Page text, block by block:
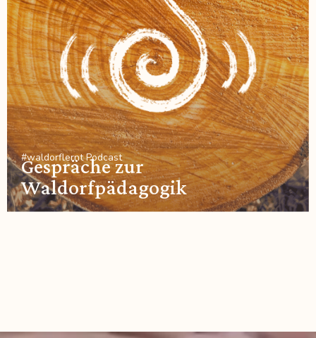
#waldorflernt Podcast
Gespräche zur
Waldorfpädagogik